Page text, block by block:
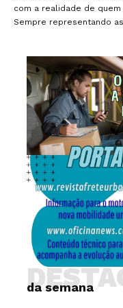
com a realidade de
Sempre representando
da semana